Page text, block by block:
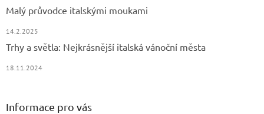
Malý průvodce italskými moukami
14.2.2025
Trhy a světla: Nejkrásnější italská vánoční města
18.11.2024
Informace pro vás